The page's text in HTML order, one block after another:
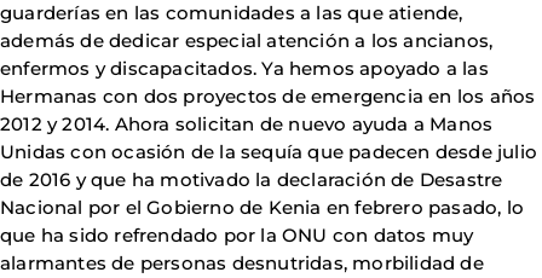
guarderías en las comunidades a las que atiende,
además de dedicar especial atención a los ancianos,
enfermos y discapacitados. Ya hemos apoyado a las
Hermanas con dos proyectos de emergencia en los años
2012 y 2014. Ahora solicitan de nuevo ayuda a Manos
Unidas con ocasión de la sequía que padecen desde julio
de 2016 y que ha motivado la declaración de Desastre
Nacional por el Gobierno de Kenia en febrero pasado, lo
que ha sido refrendado por la ONU con datos muy
alarmantes de personas desnutridas, morbilidad de